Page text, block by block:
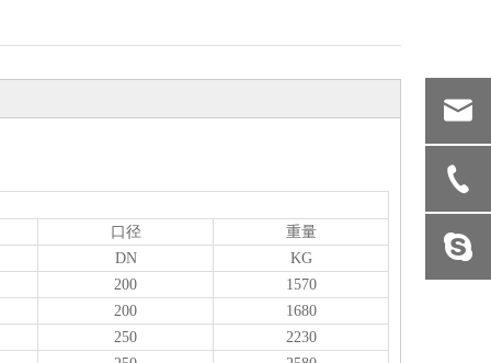
口径
重量
DN
KG
200
1570
200
1680
250
2230